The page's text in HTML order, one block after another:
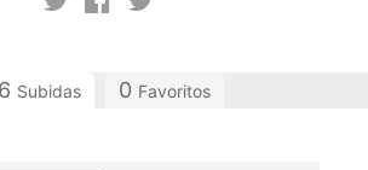
Subidas 0 Favoritos